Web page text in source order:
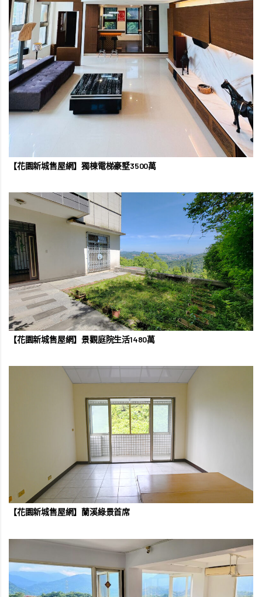
【花園新城售屋網】獨棟電梯豪墅3500萬
【花園新城售屋網】景觀庭院生活1480萬
【花園新城售屋網】蘭溪綠景首席